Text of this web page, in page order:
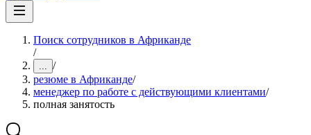
Поиск сотрудников в Африканде
/
... /
резюме в Африканде/
менеджер по работе с действующими клиентами/
полная занятость